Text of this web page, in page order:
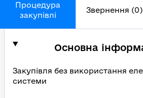
Процедура
закупівлі
Звернення (0)
Основна
Закупівля без використання
системи